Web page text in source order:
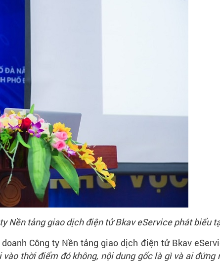
Nền tảng giao dịch điện tử Bkav eService phát biểu
Công ty Nền tảng giao dịch điện tử Bkav
thời điểm đó không, nội dung gốc là gì và ai đứng